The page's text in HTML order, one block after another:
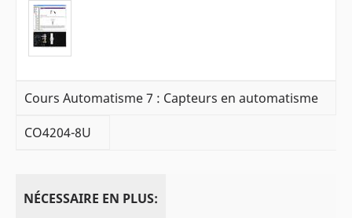
Cours Automatisme 7 : Capteurs en automatisme
CO4204-8U
NÉCESSAIRE EN PLUS: